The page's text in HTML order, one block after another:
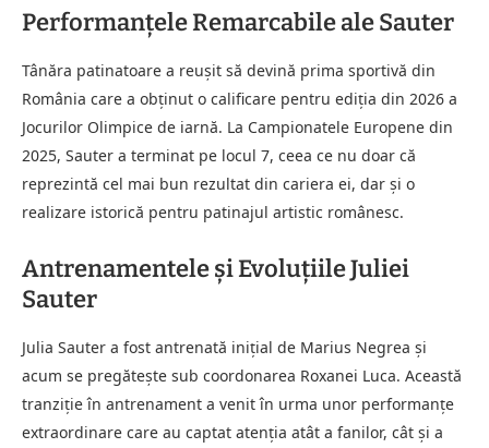
Performanțele Remarcabile ale Sauter
Tânăra patinatoare a reușit să devină prima sportivă din
România care a obținut o calificare pentru ediția din 2026 a
Jocurilor Olimpice de iarnă. La Campionatele Europene din
2025, Sauter a terminat pe locul 7, ceea ce nu doar că
reprezintă cel mai bun rezultat din cariera ei, dar și o
realizare istorică pentru patinajul artistic românesc.
Antrenamentele și Evoluțiile Juliei
Sauter
Julia Sauter a fost antrenată inițial de Marius Negrea și
acum se pregătește sub coordonarea Roxanei Luca. Această
tranziție în antrenament a venit în urma unor performanțe
extraordinare care au captat atenția atât a fanilor, cât și a